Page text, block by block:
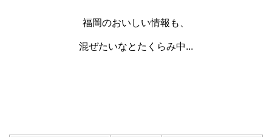
福岡のおいしい情報も、
混ぜたいなとたくらみ中...